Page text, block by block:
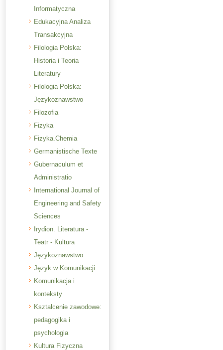
Informatyczna
Edukacyjna Analiza
Transakcyjna
Filologia Polska:
Historia i Teoria
Literatury
Filologia Polska:
Językoznawstwo
Filozofia
Fizyka
Fizyka.Chemia
Germanistische Texte
Gubernaculum et
Administratio
International Journal of
Engineering and Safety
Sciences
Irydion. Literatura -
Teatr - Kultura
Językoznawstwo
Język w Komunikacji
Komunikacja i
konteksty
Kształcenie zawodowe:
pedagogika i
psychologia
Kultura Fizyczna